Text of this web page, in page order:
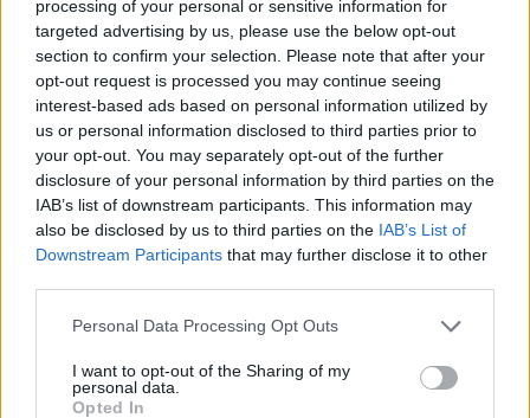
processing of your personal or sensitive information for
targeted advertising by us, please use the below opt-out
section to confirm your selection. Please note that after your
opt-out request is processed you may continue seeing
interest-based ads based on personal information utilized by
us or personal information disclosed to third parties prior to
your opt-out. You may separately opt-out of the further
disclosure of your personal information by third parties on the
IAB’s list of downstream participants. This information may
also be disclosed by us to third parties on the IAB’s List of
Downstream Participants that may further disclose it to other
Personal Data Processing Opt Outs
I want to opt-out of the Sharing of my
personal data.
Opted In
Οι επιβάτες θα προωθηθούν στον προορισμό
τους με μέριμνα της εταιρείας.
Facebook Share on X Bluesky
Email Copy Link
Tags: Ζάκυνθος Λιμάνι Πλοίο
Σχετικά Άρθρα